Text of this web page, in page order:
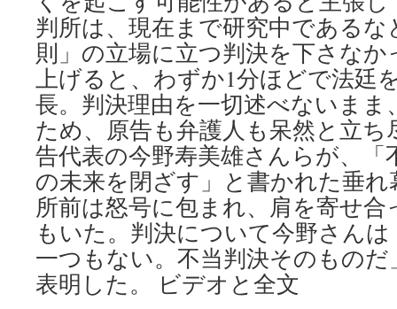
判所は、現在まで研究中である
則」の立場に立つ判決を下さな
上げると、わずか1分ほどで法廷
長。判決理由を一切述べないまま
ため、原告も弁護人も呆然と立ち
告代表の今野寿美雄さんらが、「
の未来を閉ざす」と書かれた垂
所前は怒号に包まれ、肩を寄せ
もいた。判決について今野さん
一つもない。不当判決そのもの
表明した。 ビデオと全文